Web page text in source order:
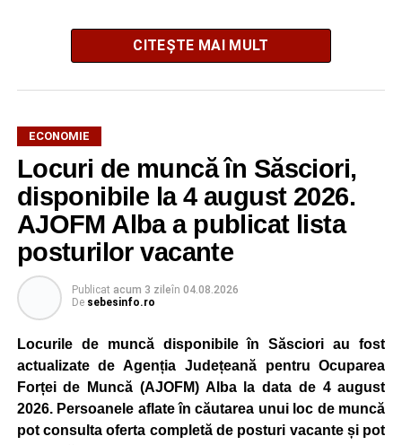
Potrivit unui comunicat al companiei, măsura va fi aplicată
gradual, în funcție de necesitățile sistemului energetic.
Reprezentanții Kronospan precizează că evoluția situației
este monitorizată permanent, iar activitatea va reveni la
capacitate normală imediat ce condițiile vor permite.
Compania dă asigurări că oprirea temporară a unor linii
de producție nu va afecta livrările către clienți.
Kronospan se numără printre cei mai mari consumatori de
energie electrică din România. O parte din necesarul
energetic este acoperită prin producția proprie de energie,
realizată cu ajutorul panourilor fotovoltaice și al unităților
de cogenerare.
Reprezentanții companiei afirmă că vor continua
CITEȘTE MAI MULT
ECONOMIE
Locuri de muncă în Săsciori,
disponibile la 4 august 2026.
AJOFM Alba a publicat lista
posturilor vacante
Publicat acum 3 zileîn 04.08.2026
De sebesinfo.ro
Locurile de muncă disponibile în Săsciori au fost
actualizate de Agenția Județeană pentru Ocuparea
Forței de Muncă (AJOFM) Alba la data de 4 august
2026. Persoanele aflate în căutarea unui loc de muncă
pot consulta oferta completă de posturi vacante și pot